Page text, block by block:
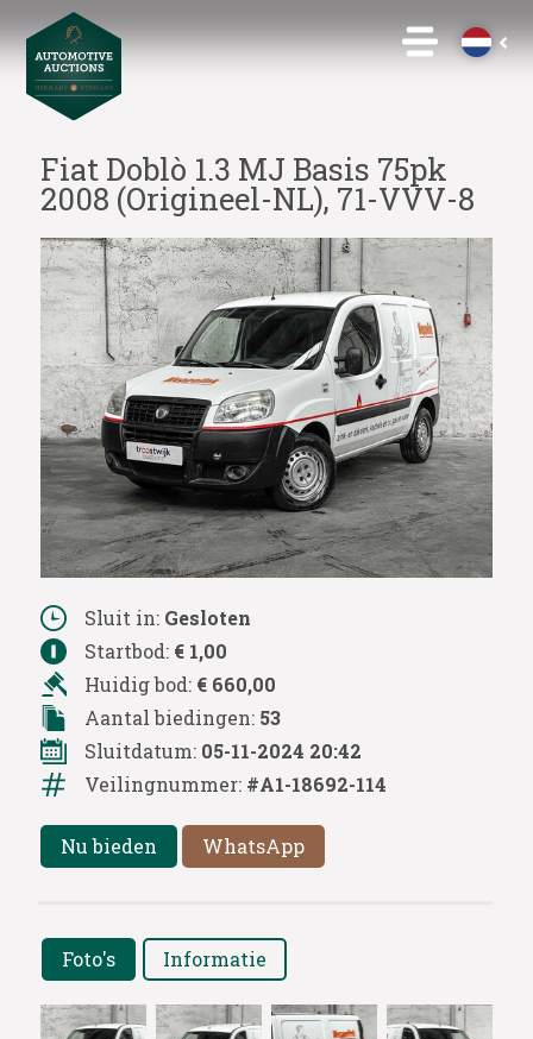
Fiat Doblò 1.3 MJ Basis 75pk
2008 (Origineel-NL), 71-VVV-8
Sluit in: Gesloten
Startbod: € 1,00
Huidig bod: € 660,00
Aantal biedingen: 53
Sluitdatum: 05-11-2024 20:42
Veilingnummer: #A1-18692-114
Nu bieden WhatsApp
Foto's Informatie